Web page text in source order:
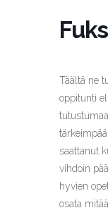
Täältä ne
oppitunti
saattanut
vihdoin
hyvien
osata